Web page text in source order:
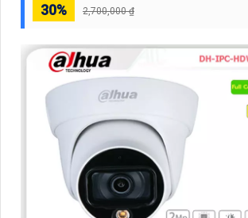
30% 2,700,000 ₫